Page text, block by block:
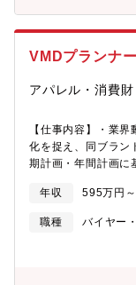
めの申請や、デザイ
予算の進捗管理【魅
員が主担当としてプ
が手掛けたグッズ
接見ることができま
画に携わるチャンス
ます。また、在宅
す。★幅広いIPに強
画が可能な環境で
VMDプランナ
アパレル・消費
【仕事内容】・業
化を捉え、同ブラン
期計画・年間計画に
行う・OMOを活用
ツの企画・開発を
て、各リージョン
入の推進およびカ
年収 595万円
職種
バイヤー